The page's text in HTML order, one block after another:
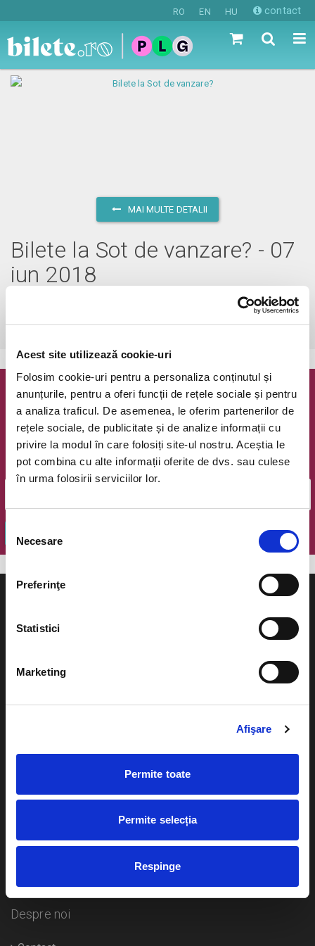
Acest site utilizează cookie-uri
Folosim cookie-uri pentru a personaliza conținutul și
anunțurile, pentru a oferi funcții de rețele sociale și pentru
a analiza traficul. De asemenea, le oferim partenerilor de
rețele sociale, de publicitate și de analize informații cu
privire la modul în care folosiți site-ul nostru. Aceștia le
pot combina cu alte informații oferite de dvs. sau culese
în urma folosirii serviciilor lor.
consimțământului
Necesare
Preferinţe
Statistici
Marketing
Afişare
Permite toate
Permite selecția
Respinge
RO EN HU contact
MAI MULTE DETALII
Bilete la Sot de vanzare? - 07
iun 2018
Bucuresti, The Hubvezi pe harta
Newsletter @ Bilete.ro
Oferte exclusive si o editie saptamanala cu cele mai noi
evenimente.
Email
Plata online sau cash
Livrare prin curier
Duplicare bilete
Concerte si
Despre noi